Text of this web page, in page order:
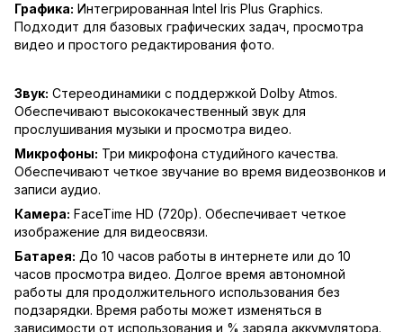
Графика: Интегрированная Intel Iris Plus Graphics.
Подходит для базовых графических задач, просмотра
видео и простого редактирования фото.
Звук: Стереодинамики с поддержкой Dolby Atmos.
Обеспечивают высококачественный звук для
прослушивания музыки и просмотра видео.
Микрофоны: Три микрофона студийного качества.
Обеспечивают четкое звучание во время видеозвонков и
записи аудио.
Камера: FaceTime HD (720p). Обеспечивает четкое
изображение для видеосвязи.
Батарея: До 10 часов работы в интернете или до 10
часов просмотра видео. Долгое время автономной
работы для продолжительного использования без
подзарядки. Время работы может изменяться в
зависимости от использования и % заряда аккумулятора.